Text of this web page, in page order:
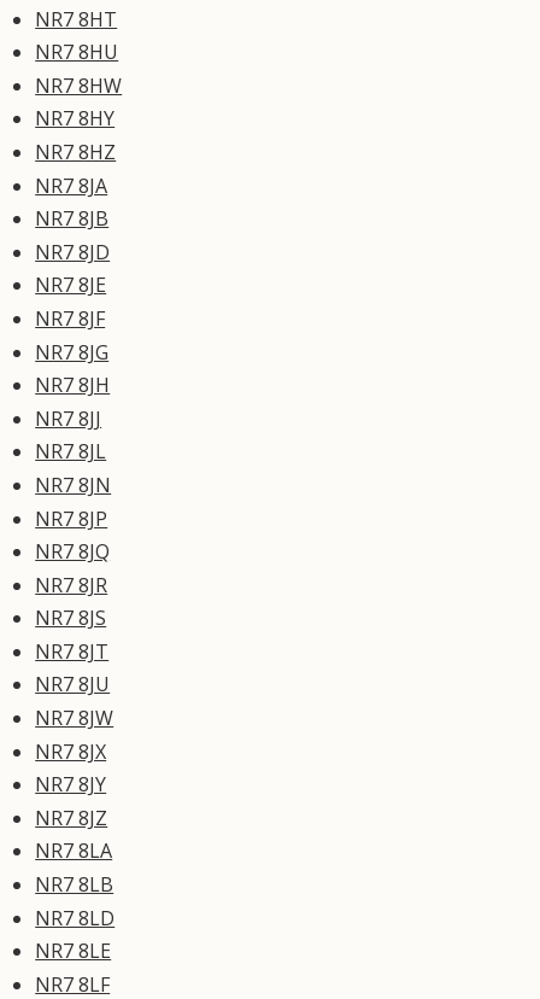
NR7 8HT
NR7 8HU
NR7 8HW
NR7 8HY
NR7 8HZ
NR7 8JA
NR7 8JB
NR7 8JD
NR7 8JE
NR7 8JF
NR7 8JG
NR7 8JH
NR7 8JJ
NR7 8JL
NR7 8JN
NR7 8JP
NR7 8JQ
NR7 8JR
NR7 8JS
NR7 8JT
NR7 8JU
NR7 8JW
NR7 8JX
NR7 8JY
NR7 8JZ
NR7 8LA
NR7 8LB
NR7 8LD
NR7 8LE
NR7 8LF